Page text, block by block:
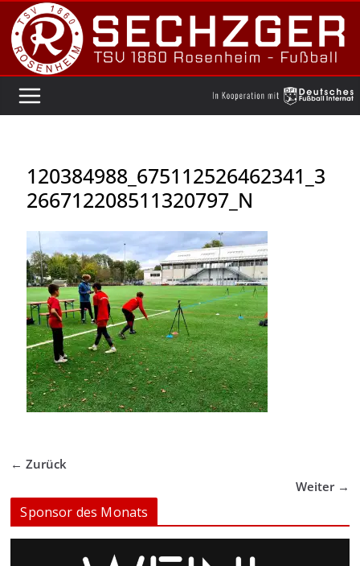
Zum
Inhalt
springen
120384988_675112526462341_3
266712208511320797_N
← Zurück
Weiter →
Sponsor des Monats